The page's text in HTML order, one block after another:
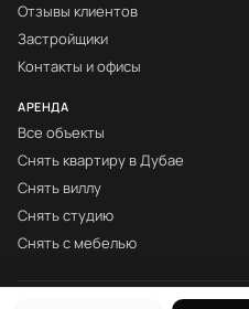
Отзывы клиентов
Застройщики
Контакты и офисы
АРЕНДА
Все объекты
Снять квартиру в Дубае
Снять виллу
Снять студию
Снять с мебелью